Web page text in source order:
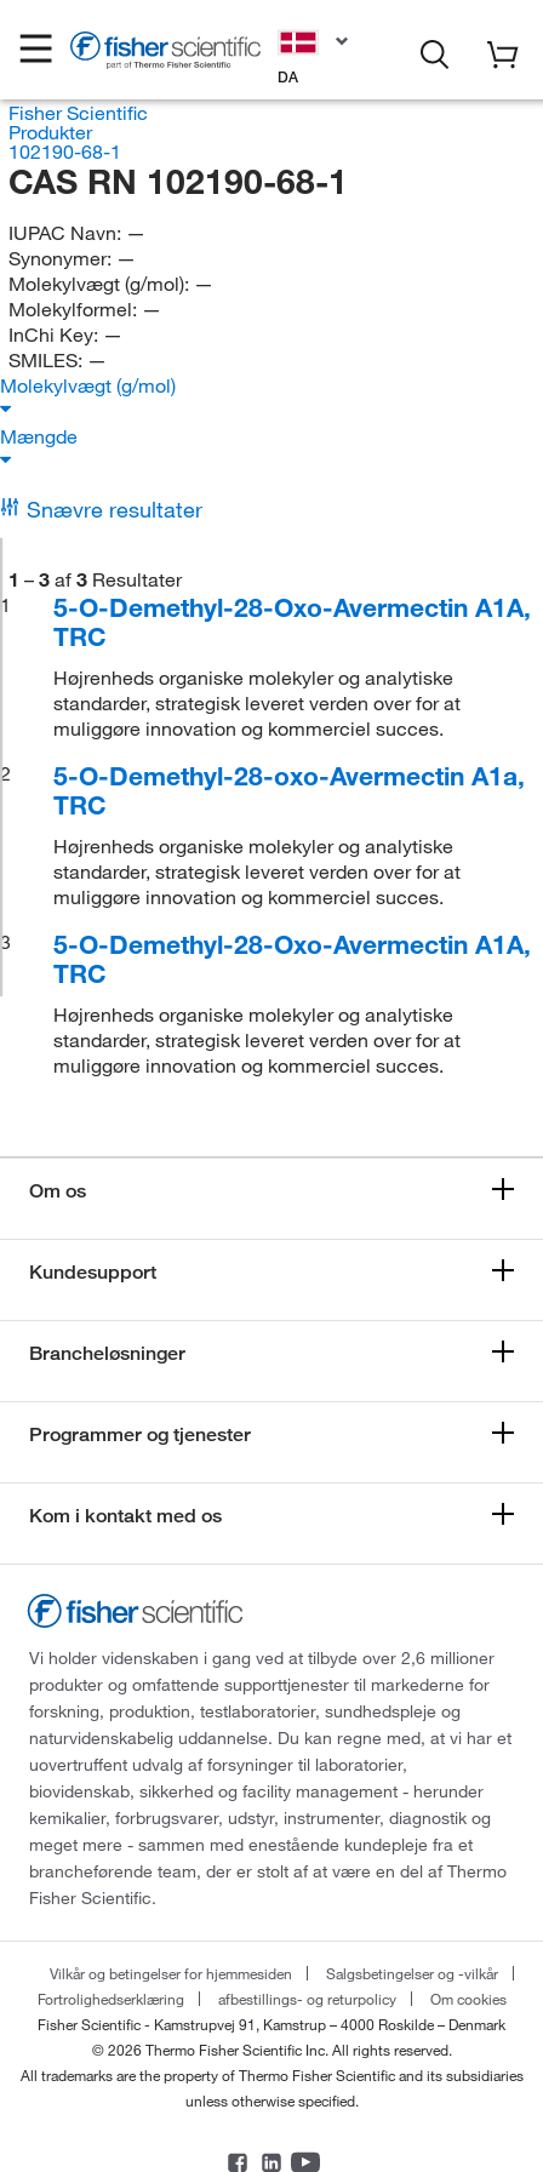
DA
Fisher Scientific
Produkter
102190-68-1
CAS RN 102190-68-1
IUPAC Navn: —
Synonymer: —
Molekylvægt (g/mol): —
Molekylformel: —
InChi Key: —
SMILES: —
Molekylvægt (g/mol)
Mængde
Snævre resultater
1 – 3 af 3 Resultater
1
5-O-Demethyl-28-Oxo-Avermectin A1A,
TRC
Højrenheds organiske molekyler og analytiske
standarder, strategisk leveret verden over for at
muliggøre innovation og kommerciel succes.
2
5-O-Demethyl-28-oxo-Avermectin A1a,
TRC
Højrenheds organiske molekyler og analytiske
standarder, strategisk leveret verden over for at
muliggøre innovation og kommerciel succes.
3
5-O-Demethyl-28-Oxo-Avermectin A1A,
TRC
Højrenheds organiske molekyler og analytiske
standarder, strategisk leveret verden over for at
muliggøre innovation og kommerciel succes.
Om os
Kundesupport
Brancheløsninger
Programmer og tjenester
Kom i kontakt med os
Vi holder videnskaben i gang ved at tilbyde over 2,6 millioner
produkter og omfattende supporttjenester til markederne for
forskning, produktion, testlaboratorier, sundhedspleje og
naturvidenskabelig uddannelse. Du kan regne med, at vi har et
uovertruffent udvalg af forsyninger til laboratorier,
biovidenskab, sikkerhed og facility management - herunder
kemikalier, forbrugsvarer, udstyr, instrumenter, diagnostik og
meget mere - sammen med enestående kundepleje fra et
brancheførende team, der er stolt af at være en del af Thermo
Fisher Scientific.
Vilkår og betingelser for hjemmesiden
Salgsbetingelser og -vilkår
Fortrolighedserklæring
afbestillings- og returpolicy
Om cookies
Fisher Scientific - Kamstrupvej 91, Kamstrup – 4000 Roskilde – Denmark
© 2026 Thermo Fisher Scientific Inc. All rights reserved.
All trademarks are the property of Thermo Fisher Scientific and its subsidiaries
unless otherwise specified.